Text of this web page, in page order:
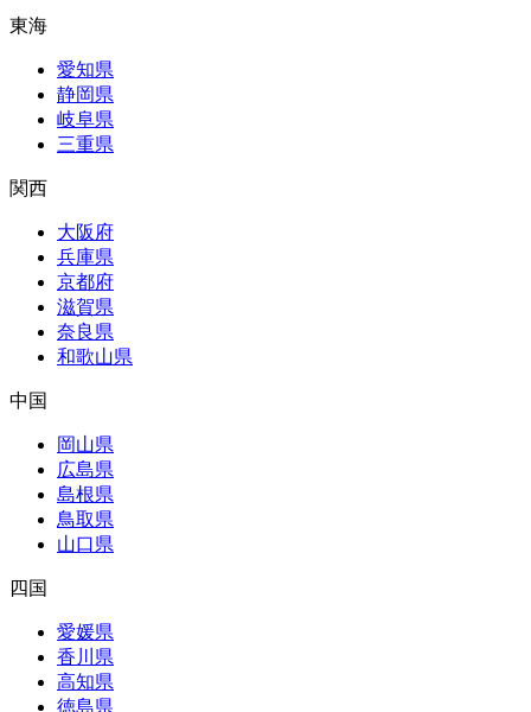
東海
愛知県
静岡県
岐阜県
三重県
関西
大阪府
兵庫県
京都府
滋賀県
奈良県
和歌山県
中国
岡山県
広島県
島根県
鳥取県
山口県
四国
愛媛県
香川県
高知県
徳島県